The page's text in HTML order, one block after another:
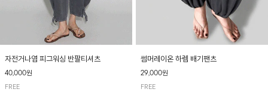
자전거나염 피그워싱 반팔티셔츠
40,000원
FREE
썸머레이온 하렘 배기팬츠
29,000원
FREE